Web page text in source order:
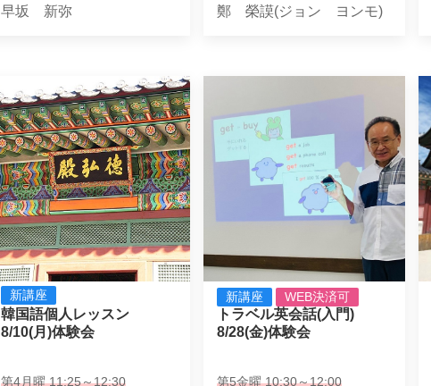
早坂 新弥 鄭 榮謨(ジョン ヨンモ)
新講座
韓国語個人レッスン
8/10(月)体験会
第4月曜 11:25～12:30
新講座 WEB決済可
トラベル英会話(入門)
8/28(金)体験会
第5金曜 10:30～12:00